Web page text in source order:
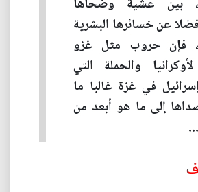
عن خسائرها البشرية
فإن حروب مثل غزو
والحملة التي
في غزة غالبا ما
إلى ما هو أبعد من